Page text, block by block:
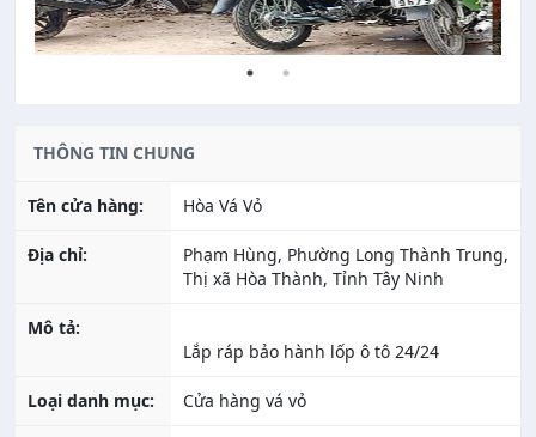
THÔNG TIN CHUNG
Tên cửa hàng: Hòa Vá Vỏ
Địa chỉ:
Phạm Hùng, Phường Long Thành Trung,
Thị xã Hòa Thành, Tỉnh Tây Ninh
Mô tả:
Loại danh mục: Cửa hàng vá vỏ